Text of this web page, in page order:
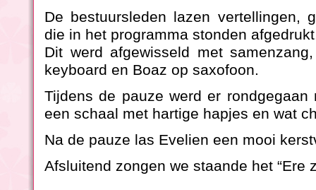
De bestuursleden lazen vertellingen,
die in het programma stonden
Dit werd afgewisseld met
keyboard en Boaz op saxofoon.
Tijdens de pauze werd er
een schaal met hartige hapjes en wat
Na de pauze las Evelien een mooi
Afsluitend zongen we staande het “Ere